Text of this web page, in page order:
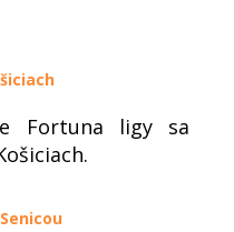
Fortuna ligy sa